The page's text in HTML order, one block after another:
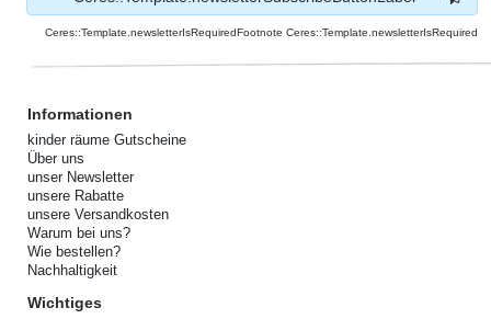
Ceres::Template.newsletterIsRequiredFootnote Ceres::Template.newsletterIsRequired
Informationen
kinder räume Gutscheine
Über uns
unser Newsletter
unsere Rabatte
unsere Versandkosten
Warum bei uns?
Wie bestellen?
Nachhaltigkeit
Wichtiges